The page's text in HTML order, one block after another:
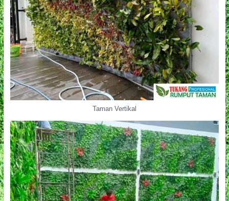
Taman Vertikal